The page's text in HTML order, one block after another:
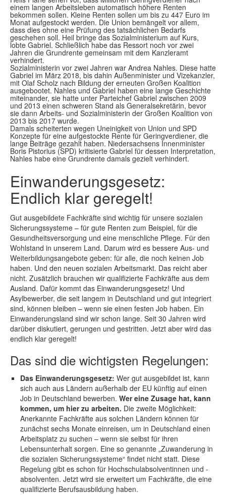
einem langen Arbeitsleben automatisch höhere Renten
bekommen sollen. Kleine Renten sollen um bis zu 447 Euro im
Monat aufgestockt werden. Die Union bemängelt vor allem,
dass dies ohne eine Prüfung des tatsächlichen Bedarfs
geschehen soll. Heil bringe das Sozialministerium auf Kurs,
lobte Gabriel. Schließlich habe das Ressort noch vor zwei
Jahren die Grundrente gemeinsam mit dem Kanzleramt
verhindert.
Sozialministerin vor zwei Jahren war Andrea Nahles. Diese hatte
Gabriel im März 2018, bis dahin Außenminister und Vizekanzler,
mit Olaf Scholz nach Bildung der erneuten Großen Koalition
ausgebootet. Nahles und Gabriel haben eine lange Geschichte
miteinander, sie hatte unter Parteichef Gabriel zwischen 2009
und 2013 einen schweren Stand als Generalsekretärin, bevor
sie dann Arbeits- und Sozialministerin der Großen Koalition von
2013 bis 2017 wurde.
Damals scheiterten wegen Uneinigkeit von Union und SPD
Konzepte für eine aufgestockte Rente für Geringverdiener, die
lange Beiträge gezahlt haben. Niedersachsens Innenminister
Boris Pistorius (SPD) kritisierte Gabriel für dessen Interpretation,
Nahles habe eine Grundrente damals gezielt verhindert.
Einwanderungsgesetz:
Endlich klar geregelt!
Gut ausgebildete Fachkräfte sind wichtig für unsere sozialen
Sicherungssysteme – für gute Renten zum Beispiel, für die
Gesundheitsversorgung und eine menschliche Pflege. Für den
Wohlstand in unserem Land. Darum wird es bessere Aus- und
Weiterbildungsangebote geben: für alle, die noch keinen Job
haben. Und den neuen sozialen Arbeitsmarkt. Das reicht aber
nicht. Zusätzlich brauchen wir qualifizierte Fachkräfte aus dem
Ausland. Dafür kommt das Einwanderungsgesetz! Und
Asylbewerber, die seit langem in Deutschland und gut integriert
sind, können bleiben – wenn sie einen festen Job haben. Ein
Einwanderungsland sind wir schon lange. Seit 30 Jahren wird
darüber diskutiert, gerungen und gestritten. Jetzt aber wird das
endlich klar geregelt!
Das sind die wichtigsten Regelungen:
Das Einwanderungsgesetz: Wer gut ausgebildet ist, kann
sich auch aus Ländern außerhalb der EU künftig auf einen
Job in Deutschland bewerben. Wer eine Zusage hat, kann
kommen, um hier zu arbeiten. Die zweite Möglichkeit:
Anerkannte Fachkräfte aus solchen Ländern können für
zunächst sechs Monate einreisen, um in Deutschland einen
Arbeitsplatz zu suchen – wenn sie selbst für ihren
Lebensunterhalt sorgen. Eine so genannte „Zuwanderung in
die sozialen Sicherungssysteme“ findet nicht statt. Diese
Regelung gibt es schon für Hochschulabsolventinnen und -
absolventen. Jetzt wird sie erweitert um Fachkräfte, die eine
qualifizierte Berufsausbildung haben.